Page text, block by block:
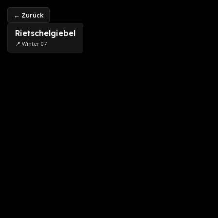
← Zurück
Rietschelgiebel
📍 Winter 07